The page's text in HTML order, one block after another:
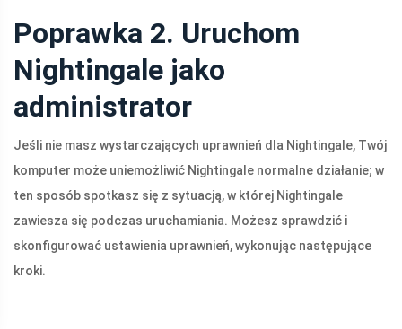
Poprawka 2. Uruchom
Nightingale jako
administrator
Jeśli nie masz wystarczających uprawnień dla Nightingale, Twój
komputer może uniemożliwić Nightingale normalne działanie; w
ten sposób spotkasz się z sytuacją, w której Nightingale
zawiesza się podczas uruchamiania. Możesz sprawdzić i
skonfigurować ustawienia uprawnień, wykonując następujące
kroki.